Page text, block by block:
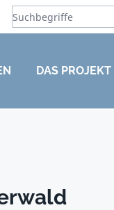
DAS PROJEKT